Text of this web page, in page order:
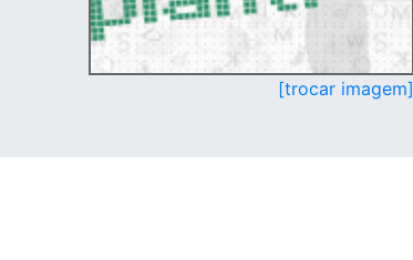
[trocar imagem]